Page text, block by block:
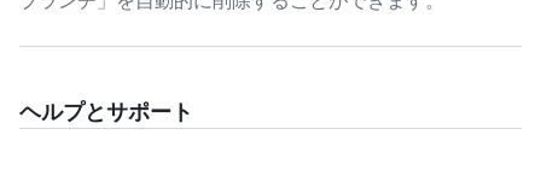
ヘルプとサポート